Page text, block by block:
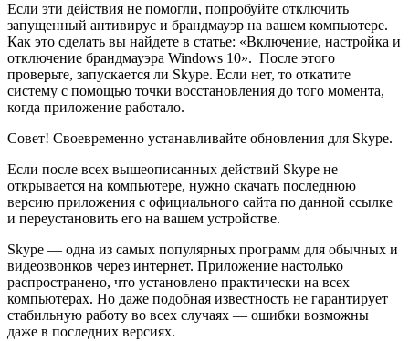
Если эти действия не помогли, попробуйте отключить
запущенный антивирус и брандмауэр на вашем компьютере.
Как это сделать вы найдете в статье: «Включение, настройка и
отключение брандмауэра Windows 10». После этого
проверьте, запускается ли Skype. Если нет, то откатите
систему с помощью точки восстановления до того момента,
когда приложение работало.
Совет! Своевременно устанавливайте обновления для Skype.
Если после всех вышеописанных действий Skype не
открывается на компьютере, нужно скачать последнюю
версию приложения с официального сайта по данной ссылке
и переустановить его на вашем устройстве.
Skype — одна из самых популярных программ для обычных и
видеозвонков через интернет. Приложение настолько
распространено, что установлено практически на всех
компьютерах. Но даже подобная известность не гарантирует
стабильную работу во всех случаях — ошибки возможны
даже в последних версиях.